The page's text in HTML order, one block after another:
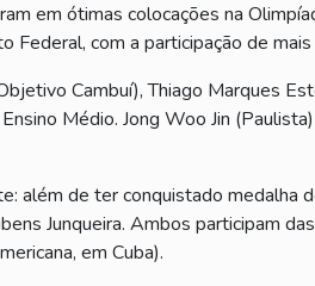
em ótimas colocações na
com a participação de
Cambuí), Thiago Marques
Médio. Jong Woo Jin
além de ter conquistado medalha
Junqueira. Ambos participam
em Cuba).